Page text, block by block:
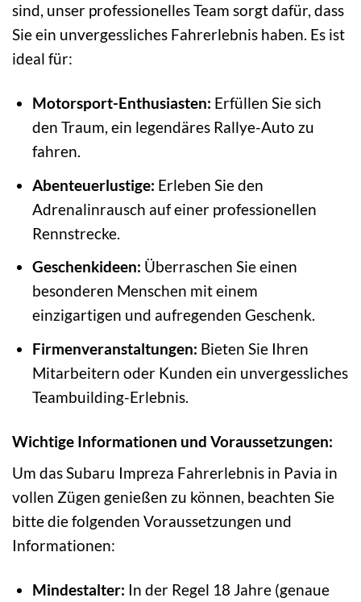
sind, unser professionelles Team sorgt dafür, dass
Sie ein unvergessliches Fahrerlebnis haben. Es ist
ideal für:
Motorsport-Enthusiasten: Erfüllen Sie sich
den Traum, ein legendäres Rallye-Auto zu
fahren.
Abenteuerlustige: Erleben Sie den
Adrenalinrausch auf einer professionellen
Rennstrecke.
Geschenkideen: Überraschen Sie einen
besonderen Menschen mit einem
einzigartigen und aufregenden Geschenk.
Firmenveranstaltungen: Bieten Sie Ihren
Mitarbeitern oder Kunden ein unvergessliches
Teambuilding-Erlebnis.
Wichtige Informationen und Voraussetzungen:
Um das Subaru Impreza Fahrerlebnis in Pavia in
vollen Zügen genießen zu können, beachten Sie
bitte die folgenden Voraussetzungen und
Informationen:
Mindestalter: In der Regel 18 Jahre (genaue